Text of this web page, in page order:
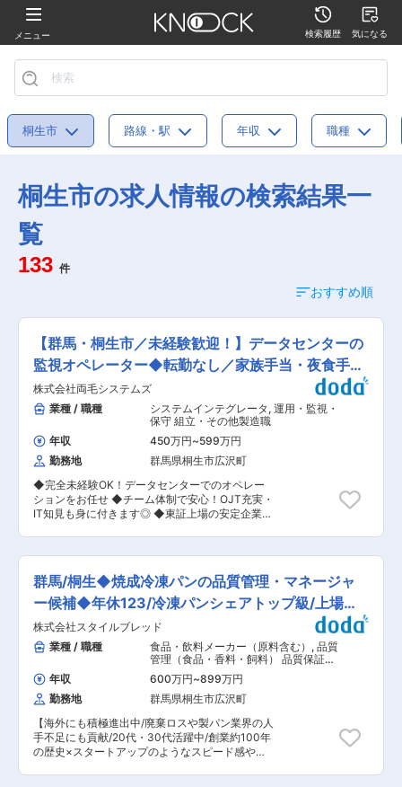
メニュー 検索履歴 気になる
桐生市 路線・駅 年収 職種
桐生市の求人情報の検索結果一
覧
133 件
おすすめ順
【群馬・桐生市／未経験歓迎！】データセンターの
監視オペレーター◆転勤なし／家族手当・夜食手当
など充実
株式会社両毛システムズ
業種 / 職種
システムインテグレータ , 運用・監視・
保守 組立・その他製造職
年収
450万円~599万円
勤務地
群馬県桐生市広沢町
◆完全未経験OK！データセンターでのオペレー
ションをお任せ ◆チーム体制で安心！OJT充実・
IT知見も身に付きます◎ ◆東証上場の安定企業/
データセンターのオペレーションをメインにお任
せします。情報処理の設定や印刷機のオペレーシ
ョン、サーバーの動作確認や運用監視業務等をお
任せいたします。 入社後はOJTを通じて業務を習
得していただきながら、チームで業務を推進いた
だきます。 ★データセンターとは？ データセン
ターは、多数のコンピュータが集まり、データの
保存や処理を行う施設です。インターネットの各
種サービスを支える重要なインフラとして機能し
ています。 ■業務内容 ・情報処理の設定や、サ
ーバーの動作確認、監視（データ処理を促すため
の命令が滞りなく行われているか・アウトプット
が正常に行われているか等のチェック） ・各種オ
ペレーション業務、印刷物の裁断 ■シフトイメー
ジ シフト（1） 8:30〜17:30（休憩時間…
12:00〜13:00（60分）＋ 15:00〜15:15（15分）
群馬/桐生◆焼成冷凍パンの品質管理・マネージャ
ー候補◆年休123/冷凍パンシェアトップ級/上場準
備中
株式会社スタイルブレッド
業種 / 職種
食品・飲料メーカー（原料含む） , 品質
管理（食品・香料・飼料） 品質保証・
監査（食品・香料・飼料）
年収 600万円~899万円
勤務地
群馬県桐生市広沢町
【海外にも積極進出中/廃棄ロスや製パン業界の人
手不足にも貢献/20代・30代活躍中/創業約100年
の歴史×スタートアップのようなスピード感やチ